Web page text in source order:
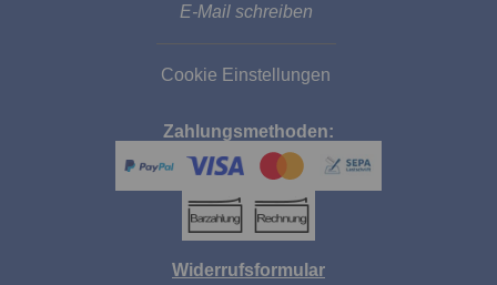
E-Mail schreiben
Cookie Einstellungen
Zahlungsmethoden:
Widerrufsformular